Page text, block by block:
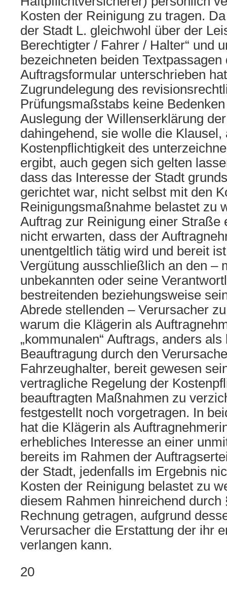
Kosten der Reinigung zu tragen.
der Stadt L. gleichwohl über der
Berechtigter / Fahrer / Halter“ und
bezeichneten beiden Textpassagen
Auftragsformular unterschrieben
Zugrundelegung des
Prüfungsmaßstabs keine
Auslegung der Willenserklärung
dahingehend, sie wolle die
Kostenpflichtigkeit des
ergibt, auch gegen sich gelten
dass das Interesse der Stadt
gerichtet war, nicht selbst mit den
Reinigungsmaßnahme belastet zu
Auftrag zur Reinigung einer Straße
nicht erwarten, dass der
unentgeltlich tätig wird und bereit
Vergütung ausschließlich an den –
unbekannten oder seine
bestreitenden beziehungsweise
Abrede stellenden – Verursacher
warum die Klägerin als
„kommunalen“ Auftrags, anders als
Beauftragung durch den
Fahrzeughalter, bereit gewesen
vertragliche Regelung der
beauftragten Maßnahmen zu
festgestellt noch vorgetragen. In
hat die Klägerin als
erhebliches Interesse an einer
bereits im Rahmen der
der Stadt, jedenfalls im Ergebnis
Kosten der Reinigung belastet zu
diesem Rahmen hinreichend durch
Rechnung getragen, aufgrund
Verursacher die Erstattung der ihr
verlangen kann.
20